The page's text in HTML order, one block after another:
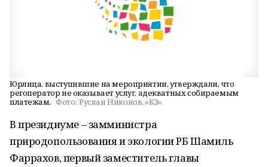
Юрлица, выступившие на мероприятии, утверждали, что
регоператор не оказывает услуг, адекватных собираемым
платежам. Фото: Руслан Никонов, «КЗ».
В президиуме – замминистра
природопользования и экологии РБ Шамиль
Фаррахов, первый заместитель главы